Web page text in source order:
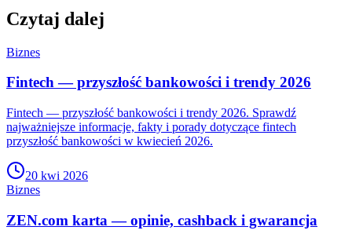
Czytaj dalej
Biznes
Fintech — przyszłość bankowości i trendy 2026
Fintech — przyszłość bankowości i trendy 2026. Sprawdź
najważniejsze informacje, fakty i porady dotyczące fintech
przyszłość bankowości w kwiecień 2026.
20 kwi 2026
Biznes
ZEN.com karta — opinie, cashback i gwarancja